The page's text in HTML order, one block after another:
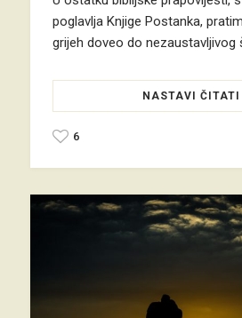
poglavlja Knjige Postanka,
grijeh doveo do nezaustavljivog
NASTAVI ČITATI
6